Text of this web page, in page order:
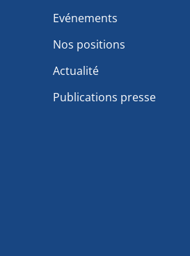
Evénements
Nos positions
Actualité
Publications presse